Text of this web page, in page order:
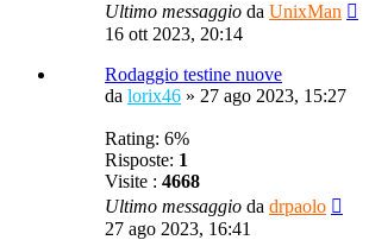
Ultimo messaggio da UnixMan
16 ott 2023, 20:14
Rodaggio testine nuove
da lorix46 » 27 ago 2023, 15:27
Rating: 6%
Risposte: 1
Visite : 4668
Ultimo messaggio da drpaolo
27 ago 2023, 16:41